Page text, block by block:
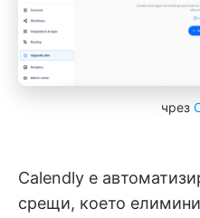
чрез
Calendly е
срещи, което